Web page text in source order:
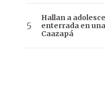
Hallan a
enterrada en
Caazapá